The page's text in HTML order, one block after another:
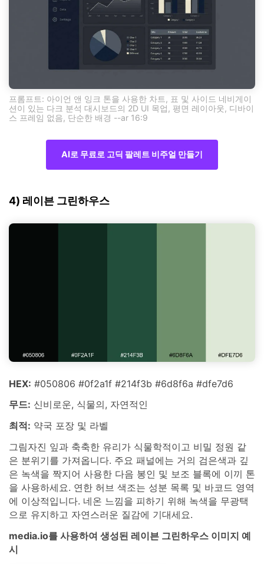
프롬프트: 아이언 앤 잉크 톤을 사용한 차트, 표 및 사이드 네비게이
션이 있는 다크 분석 대시보드의 2D UI 목업, 평면 레이아웃, 디바이
스 프레임 없음, 단순한 배경 --ar 16:9
AI로 무료로 고딕 팔레트 비주얼 만들기
4) 레이븐 그린하우스
HEX: #050806 #0f2a1f #214f3b #6d8f6a #dfe7d6
무드: 신비로운, 식물의, 자연적인
최적: 약국 포장 및 라벨
그림자진 잎과 축축한 유리가 식물학적이고 비밀 정원 같
은 분위기를 가져옵니다. 주요 패널에는 거의 검은색과 깊
은 녹색을 짝지어 사용한 다음 봉인 및 보조 블록에 이끼 톤
을 사용하세요. 연한 허브 색조는 성분 목록 및 바코드 영역
에 이상적입니다. 네온 느낌을 피하기 위해 녹색을 무광택
으로 유지하고 자연스러운 질감에 기대세요.
media.io를 사용하여 생성된 레이븐 그린하우스 이미지 예
시